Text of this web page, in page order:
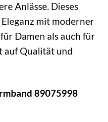
Anlässe. Dieses
mit moderner
Damen als auch für
auf Qualität und
89075998